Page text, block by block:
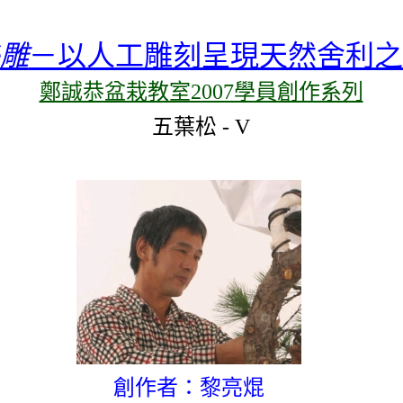
－以人工雕刻呈現天然舍利
鄭誠恭盆栽教室2007學員創作系列
五葉松 - V
創作者：黎亮焜